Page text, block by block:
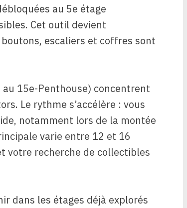
au 5e étage
Cet outil devient
escaliers et coffres sont
15e-Penthouse) concentrent
Le rythme s’accélère : vous
notamment lors de la montée
varie entre 12 et 16
votre recherche de collectibles
dans les étages déjà explorés